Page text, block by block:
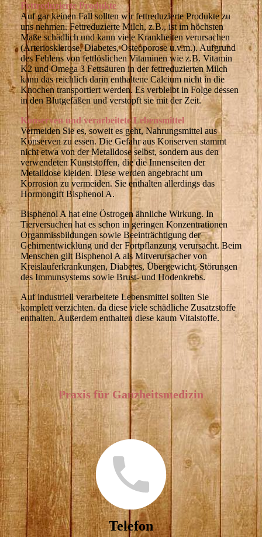
Fettreduzierte Produkte
Auf gar keinen Fall sollten wir fettreduzierte Produkte zu
uns nehmen. Fettreduzierte Milch, z.B., ist im höchsten
Maße schädlich und kann viele Krankheiten verursachen
(Arteriosklerose, Diabetes, Osteoporose u.v.m.). Aufgrund
des Fehlens von fettlöslichen Vitaminen wie z.B. Vitamin
K2 und Omega 3 Fettsäuren in der fettreduzierten Milch
kann das reichlich darin enthaltene Calcium nicht in die
Knochen transportiert werden. Es verbleibt in Folge dessen
in den Blutgefäßen und verstopft sie mit der Zeit.
Konserven und verarbeitete Lebensmittel
Vermeiden Sie es, soweit es geht, Nahrungsmittel aus
Konserven zu essen. Die Gefahr aus Konserven stammt
nicht etwa von der Metalldose selbst, sondern aus den
verwendeten Kunststoffen, die die Innenseiten der
Metalldose kleiden. Diese werden angebracht um
Korrosion zu vermeiden. Sie enthalten allerdings das
Hormongift Bisphenol A.
Bisphenol A hat eine Östrogen ähnliche Wirkung. In
Tierversuchen hat es schon in geringen Konzentrationen
Organmissbildungen sowie Beeinträchtigung der
Gehirnentwicklung und der Fortpflanzung verursacht. Beim
Menschen gilt Bisphenol A als Mitverursacher von
Kreislauferkrankungen, Diabetes, Übergewicht, Störungen
des Immunsystems sowie Brust- und Hodenkrebs.
Auf industriell verarbeitete Lebensmittel sollten Sie
komplett verzichten. da diese viele schädliche Zusatzstoffe
enthalten. Außerdem enthalten diese kaum Vitalstoffe.
Praxis für Ganzheitsmedizin
Telefon